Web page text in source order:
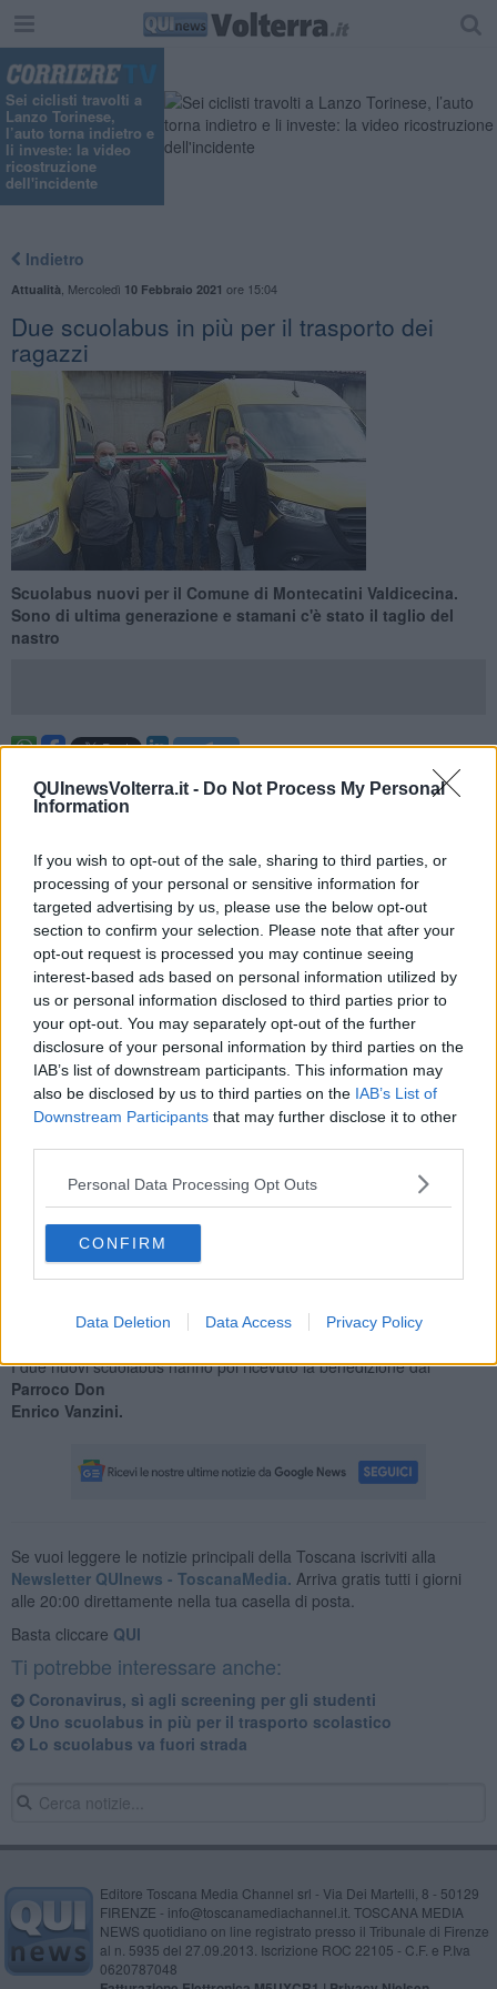
QUInewsVolterra.it - Do Not Process My Personal
Information
If you wish to opt-out of the sale, sharing to third parties, or
processing of your personal or sensitive information for
targeted advertising by us, please use the below opt-out
section to confirm your selection. Please note that after your
opt-out request is processed you may continue seeing
interest-based ads based on personal information utilized by
us or personal information disclosed to third parties prior to
your opt-out. You may separately opt-out of the further
disclosure of your personal information by third parties on the
IAB’s list of downstream participants. This information may
also be disclosed by us to third parties on the IAB’s List of
Downstream Participants that may further disclose it to other
Personal Data Processing Opt Outs
CONFIRM
Data Deletion Data Access Privacy Policy
Sei ciclisti travolti a
Lanzo Torinese,
l’auto torna indietro e
li investe: la video
ricostruzione
dell'incidente
Indietro
Attualità Mercoledì 10 Febbraio 2021 ore 15:04
Due scuolabus in più per il trasporto dei
ragazzi
Scuolabus nuovi per il Comune di Montecatini Valdicecina.
Sono di ultima generazione e stamani c'è stato il taglio del
nastro
MONTECATINI VALDICECINA — Questa mattina sono stati
inaugurati i due nuovi scuolabus recentemente acquistati
ragazzi alle quattro scuole del territorio comunale.
"Un investimento importante, del costo complessivo di 150mila
euro, che va ad arricchire e rinnovare il parco scuolabus
comunale. Un rafforzamento del nostro servizio scolastico, al
quale l'Amministrazione ha sempre guardato con estrema
attenzione", ha detto il sindacoSandro Cerri.
"Il nostro Comune non ha mai pensato di esternalizzare questo
servizio, ma abbiamo sempre ritenuto fondamentale gestire
direttamente un servizio strategico e importante come quello del
trasposto scolastico, che tra
l'altro viene effettuato porta a porta in tutto il territorio comunale."
Presenti all'inaugurazione la Giunta al completo, con il sindaco
Sandro Cerri, il vicesindaco Alberto Fiorini, l'assessore Yuri Sarperi,
il capogruppo di maggioranza Carlo Galeotti, il segretario
I due nuovi scuolabus hanno poi ricevuto la benedizione dal
Parroco Don
Enrico Vanzini.
Se vuoi leggere le notizie principali della Toscana iscriviti alla
Newsletter QUInews - ToscanaMedia. Arriva gratis tutti i giorni
alle 20:00 direttamente nella tua casella di posta.
Basta cliccare QUI
Ti potrebbe interessare anche:
Coronavirus, sì agli screening per gli studenti
Uno scuolabus in più per il trasporto scolastico
Lo scuolabus va fuori strada
Editore Toscana Media Channel srl - Via Dei Martelli, 8 - 50129
FIRENZE - info@toscanamediachannel.it. TOSCANA MEDIA
NEWS quotidiano on line registrato presso il Tribunale di Firenze
al n. 5935 del 27.09.2013. Iscrizione ROC 22105 - C.F. e P.Iva
0620787048